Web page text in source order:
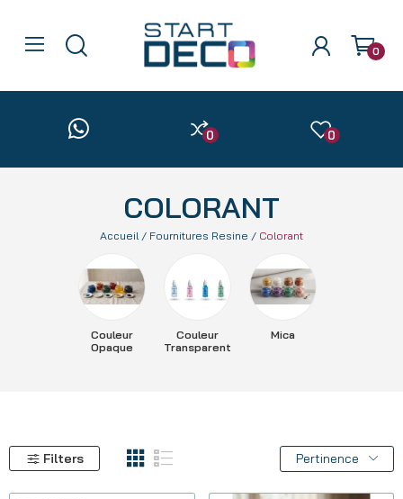
0
0 0
COLORANT
Accueil Fournitures Resine Colorant
Couleur
Opaque
Couleur
Transparent
Mica
Filters Pertinence